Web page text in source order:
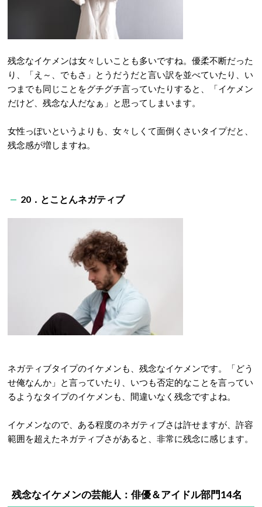
残念なイケメンは女々しいことも多いですね。優柔不断だった
り、「え～、でもさ」とうだうだと言い訳を並べていたり、い
つまでも同じことをグチグチ言っていたりすると、「イケメン
だけど、残念な人だなぁ」と思ってしまいます。
女性っぽいというよりも、女々しくて面倒くさいタイプだと、
残念感が増しますね。
20．とことんネガティブ
ネガティブタイプのイケメンも、残念なイケメンです。「どう
せ俺なんか」と言っていたり、いつも否定的なことを言ってい
るようなタイプのイケメンも、間違いなく残念ですよね。
イケメンなので、ある程度のネガティブさは許せますが、許容
範囲を超えたネガティブさがあると、非常に残念に感じます。
残念なイケメンの芸能人：俳優＆アイドル部門14名